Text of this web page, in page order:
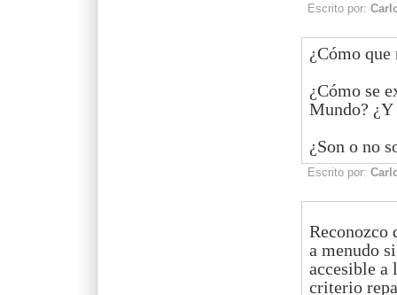
Escrito por:
¿Cómo
¿Cómo se
Mundo? ¿Y
¿Son o no
Escrito por:
Reconozco
a menudo
accesible a
criterio